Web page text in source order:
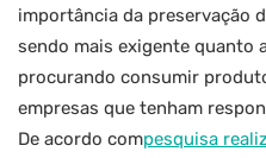
importância da preservação
sendo mais exigente quanto
procurando consumir
empresas que tenham
De acordo compesquisa